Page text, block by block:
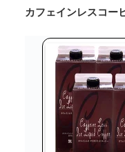
カフェインレスコー